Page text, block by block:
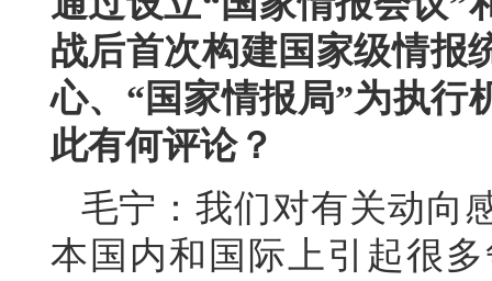
战后首次构建国家级情报
心、“国家情报局”为执行
此有何评论？
毛宁：我们对有关动向
本国内和国际上引起很